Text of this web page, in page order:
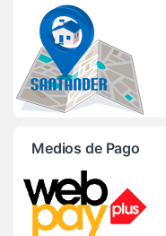
Medios de Pago